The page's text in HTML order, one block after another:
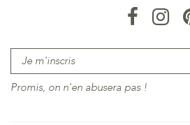
Promis, on n'en abusera pas !